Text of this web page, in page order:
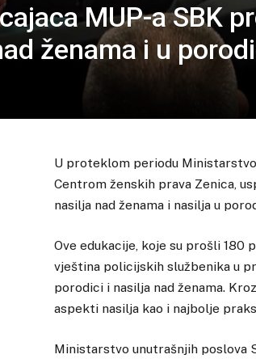
MUP-a SBK
ženama i u
U proteklom periodu
Centrom ženskih prava Zenica,
nasilja nad ženama i nasilja u
Ove edukacije, koje su prošli 180
vještina policijskih službenika u
porodici i nasilja nad ženama.
aspekti nasilja kao i najbolje
Ministarstvo unutrašnjih poslova